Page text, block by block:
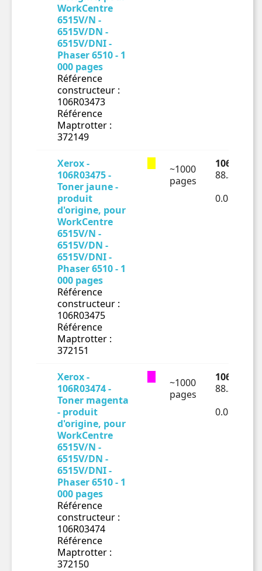
WorkCentre
6515V/N -
6515V/DN -
6515V/DNI -
Phaser 6510 - 1
000 pages
Référence
constructeur :
106R03473
Référence
Maptrotter :
372149
Xerox -
106R03475 -
Toner jaune -
produit
d'origine, pour
WorkCentre
6515V/N -
6515V/DN -
6515V/DNI -
Phaser 6510 - 1
000 pages
Référence
constructeur :
106R03475
Référence
Maptrotter :
372151
~1000
pages
106.06 €
88.38 € HT
0.08838€
Xerox -
106R03474 -
Toner magenta
- produit
d'origine, pour
WorkCentre
6515V/N -
6515V/DN -
6515V/DNI -
Phaser 6510 - 1
000 pages
Référence
constructeur :
106R03474
Référence
Maptrotter :
372150
~1000
pages
106.06 €
88.38 € HT
0.08838€